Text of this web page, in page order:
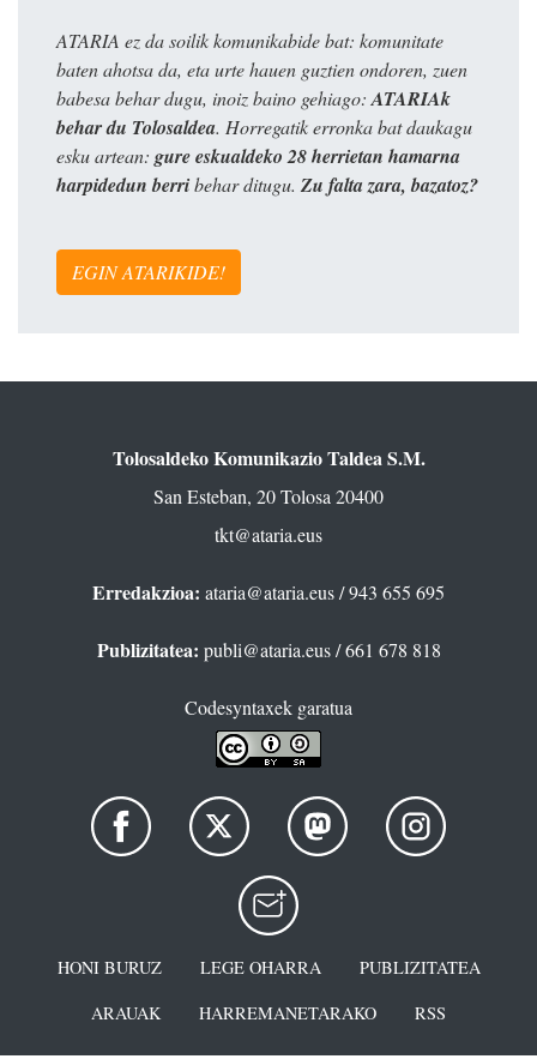
ATARIA ez da soilik komunikabide bat: komunitate
baten ahotsa da, eta urte hauen guztien ondoren, zuen
babesa behar dugu, inoiz baino gehiago: ATARIAk
behar du Tolosaldea. Horregatik erronka bat daukagu
esku artean: gure eskualdeko 28 herrietan hamarna
harpidedun berribehar ditugu. Zu falta zara, bazatoz?
EGIN ATARIKIDE!
Tolosaldeko Komunikazio Taldea S.M.
San Esteban, 20 Tolosa 20400
tkt@ataria.eus
Erredakzioa: ataria@ataria.eus/ 943 655 695
Publizitatea: publi@ataria.eus/ 661 678 818
Codesyntaxek garatua
HONI BURUZ LEGE OHARRA
PUBLIZITATEA
ARAUAK
HARREMANETARAKO RSS